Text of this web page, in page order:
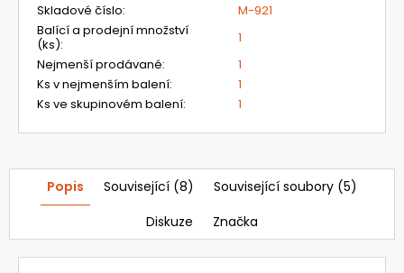
Skladové číslo:
M-921
Balící a prodejní množství
(ks):
1
Nejmenší prodávané:
1
Ks v nejmenším balení:
1
Ks ve skupinovém balení: 1
Popis Související (8)
Související soubory (5)
Diskuze
Značka
Původně:
489